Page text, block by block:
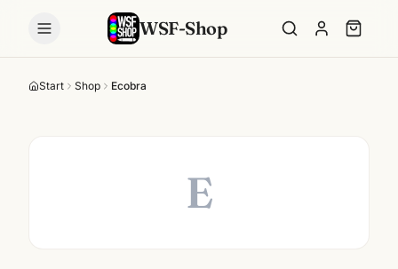
WSF-Shop
Start Shop Ecobra
E